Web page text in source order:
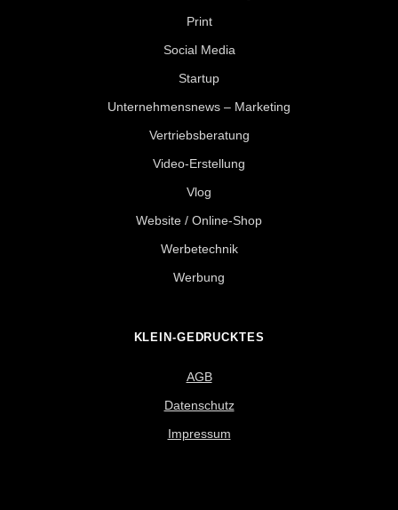
Print
Social Media
Startup
Unternehmensnews – Marketing
Vertriebsberatung
Video-Erstellung
Vlog
Website / Online-Shop
Werbetechnik
Werbung
KLEIN-GEDRUCKTES
AGB
Datenschutz
Impressum